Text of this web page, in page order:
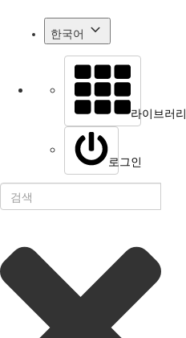
한국어
라이브러리
로그인